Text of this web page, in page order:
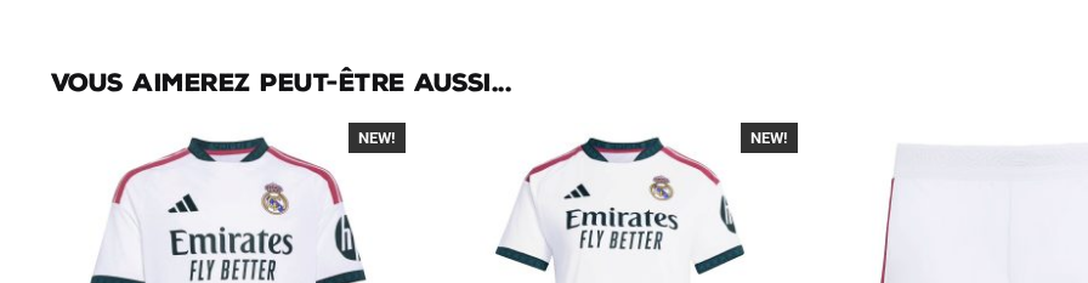
Vous aimerez peut-être aussi...
-40%
NEW! -40%
NEW!